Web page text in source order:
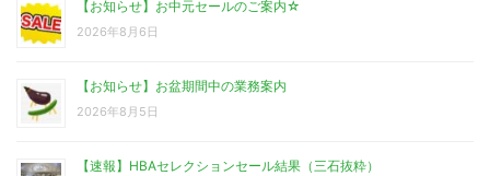
【お知らせ】お中元セールのご案内☆
2026年8月6日
【お知らせ】お盆期間中の業務案内
2026年8月5日
【速報】HBAセレクションセール結果（三石抜粋）